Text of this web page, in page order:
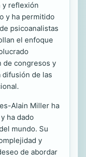
y reflexión
y ha permitido
psicoanalistas
el enfoque
de congresos y
de las
Alain Miller ha
ha dado
mundo. Su
y
de abordar